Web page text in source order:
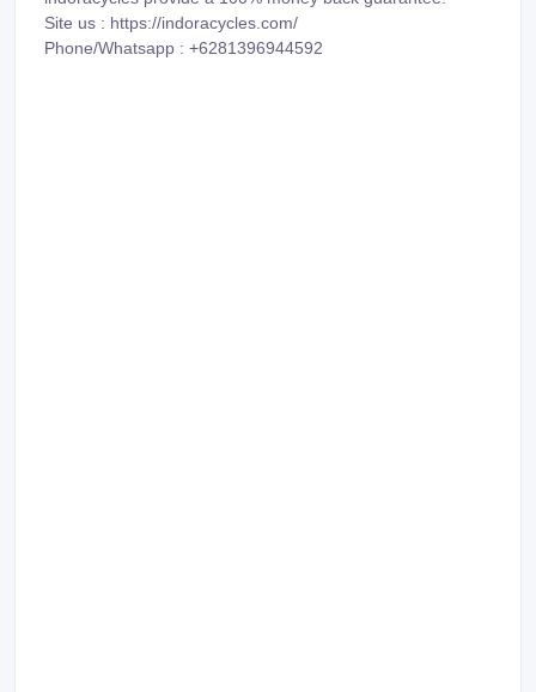
Site us : https://indoracycles.com/
Phone/Whatsapp : +6281396944592